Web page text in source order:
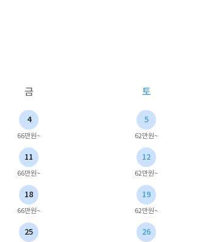
금 토
4
66만원~
5
62만원~
11
66만원~
12
62만원~
18
66만원~
19
62만원~
25 26